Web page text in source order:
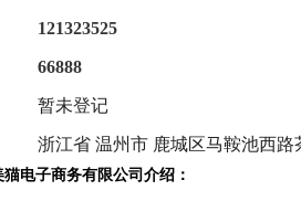
121323525
66888
暂未登记
浙江省 温州市 鹿城区马鞍池西路
电子商务有限公司介绍：